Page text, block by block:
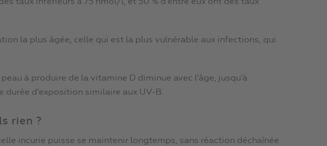
taux inférieurs à 75 nmol/l, et 50 % d’entre eux ont des taux
la plus âgée, celle qui est la plus vulnérable aux infections, qui
à produire de la vitamine D diminue avec l’âge, jusqu’à
durée d’exposition similaire aux UV-B.
rien ?
incurie puisse se maintenir longtemps, sans réaction déchaînée